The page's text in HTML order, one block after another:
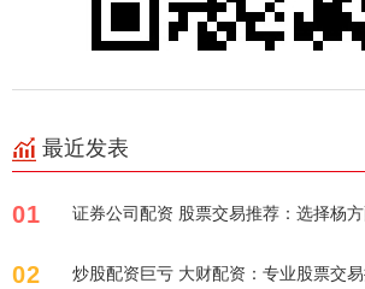
最近发表
01 证券公司配资 股票交易推荐：选择杨
02 炒股配资巨亏 大财配资：专业股票交